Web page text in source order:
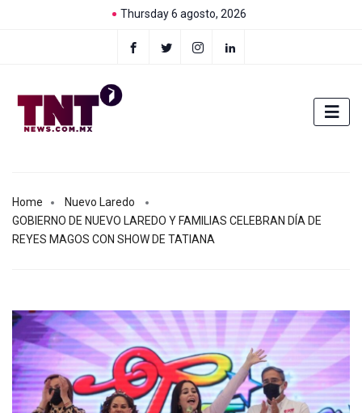
Thursday 6 agosto, 2026
Home
Nuevo Laredo
GOBIERNO DE NUEVO LAREDO Y FAMILIAS CELEBRAN DÍA DE
REYES MAGOS CON SHOW DE TATIANA